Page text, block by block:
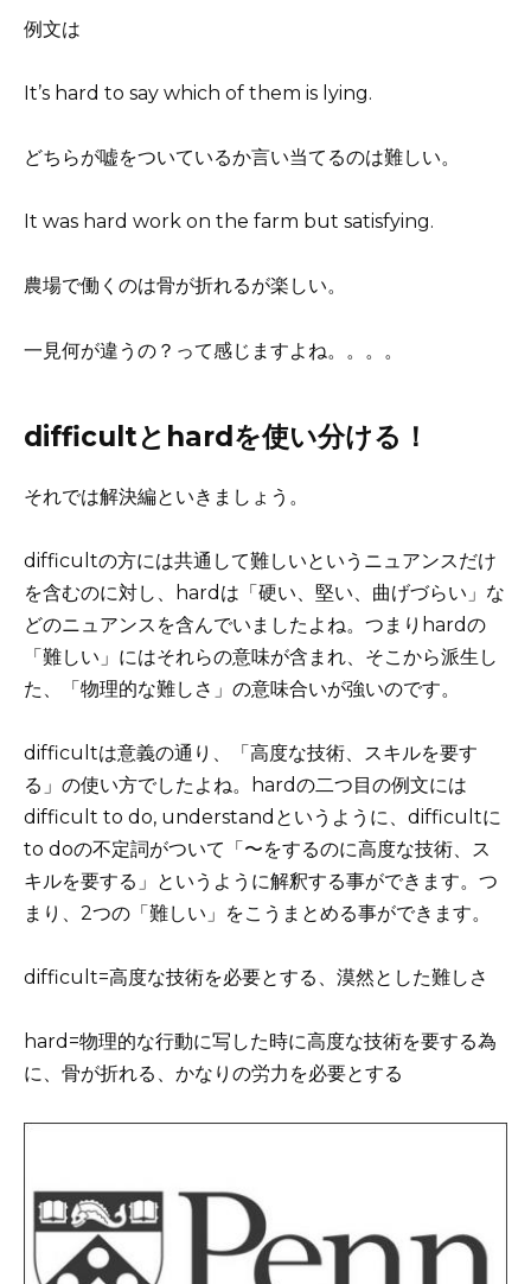
例文は
It’s hard to say which of them is lying.
どちらが嘘をついているか言い当てるのは難しい。
It was hard work on the farm but satisfying.
農場で働くのは骨が折れるが楽しい。
一見何が違うの？って感じますよね。。。。
difficultとhardを使い分ける！
それでは解決編といきましょう。
difficultの方には共通して難しいというニュアンスだけ
を含むのに対し、hardは「硬い、堅い、曲げづらい」な
どのニュアンスを含んでいましたよね。つまりhardの
「難しい」にはそれらの意味が含まれ、そこから派生し
た、
「物理的な難しさ」の意味合いが強いのです。
difficultは意義の通り、「高度な技術、スキルを要す
る」の使い方でしたよね。hardの二つ目の例文には
difficult to do, understandというように、difficultに
to doの不定詞がついて「〜をするのに高度な技術、ス
キルを要する」というように解釈する事ができます。つ
まり、2つの「難しい」をこうまとめる事ができます。
difficult=高度な技術を必要とする、漠然とした難しさ
hard=物理的な行動に写した時に高度な技術を要する為
に、骨が折れる、かなりの労力を必要とする